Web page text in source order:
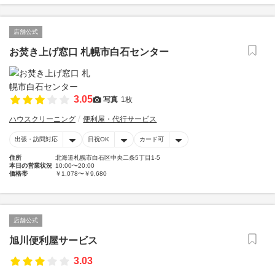
店舗公式
お焚き上げ窓口 札幌市白石センター
3.05 写真 1枚
ハウスクリーニング 便利屋・代行サービス
出張・訪問対応 日祝OK カード可
住所
北海道札幌市白石区中央二条5丁目1-5
本日の営業状況 10:00〜20:00
価格帯
￥1,078〜￥9,680
店舗公式
旭川便利屋サービス
3.03